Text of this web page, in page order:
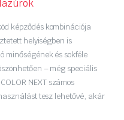
képződés kombinációja
helyiségben is
minőségének és sokféle
– még speciális
NEXT számos
tesz lehetővé, akár